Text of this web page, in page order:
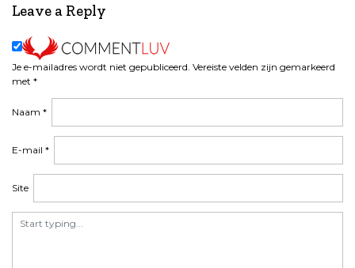
Leave a Reply
Je e-mailadres wordt niet gepubliceerd. Vereiste velden zijn gemarkeerd
met *
Naam *
E-mail *
Site